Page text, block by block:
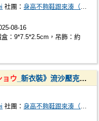
社團：身高不夠鞋跟來湊（いつでも晴）
08-16
：9*7.5*2.5cm，吊飾：約
ョウ _新衣裝》流沙壓克力吊飾
社團：身高不夠鞋跟來湊（いつでも晴）